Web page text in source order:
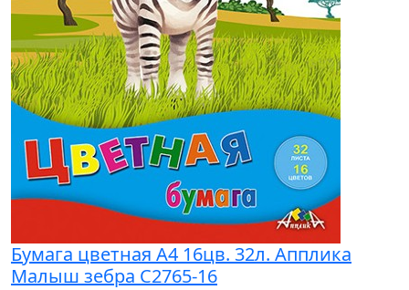
Бумага цветная А4 16цв. 32л. Апплика
Малыш зебра С2765-16